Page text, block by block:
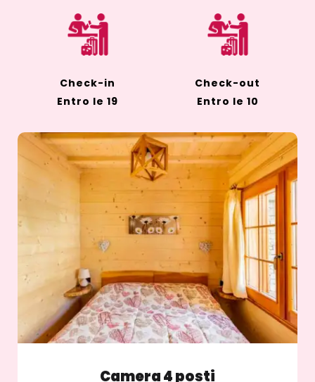
Check-in
Entro le 19
Check-out
Entro le 10
Camera 4 posti